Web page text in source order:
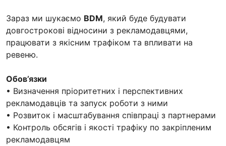
Зараз ми шукаємо BDM, який буде будувати
довгострокові відносини з рекламодавцями,
працювати з якісним трафіком та впливати на
ревеню.
Обов’язки
• Визначення пріоритетних і перспективних
рекламодавців та запуск роботи з ними
• Розвиток і масштабування співпраці з партнерами
• Контроль обсягів і якості трафіку по закріпленим
рекламодавцям